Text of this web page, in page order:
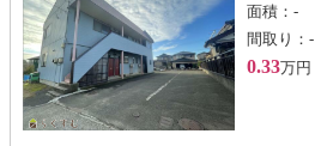
面積： -
間取り： -
0.33万円